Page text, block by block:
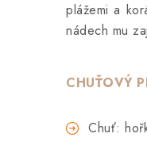
plážemi a
nádech mu
CHUŤOVÝ
Chuť: